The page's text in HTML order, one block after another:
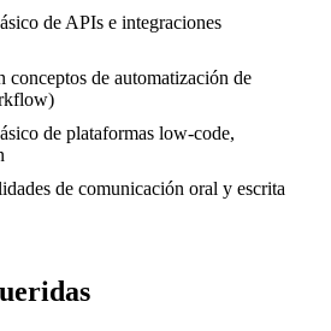
de APIs e integraciones
conceptos de automatización de
de plataformas low-code,
de comunicación oral y escrita